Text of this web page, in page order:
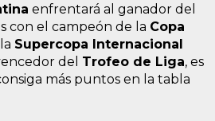
enfrentará al ganador del
con el campeón de la Copa
Supercopa Internacional
del Trofeo de Liga, es
más puntos en la tabla